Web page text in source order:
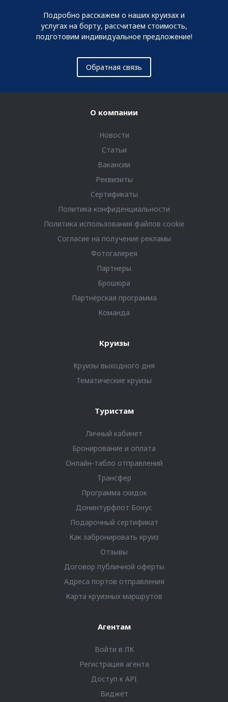
Подробно расскажем о наших круизах и
услугах на борту, рассчитаем стоимость,
подготовим индивидуальное предложение!
Обратная связь
О компании
Новости
Статьи
Вакансии
Реквизиты
Сертификаты
Политика конфиденциальности
Политика использования файлов cookie
Согласие на получение рекламы
Фотогалерея
Партнеры
Брошюра
Партнёрская программа
Команда
Круизы
Круизы выходного дня
Тематические круизы
Туристам
Личный кабинет
Бронирование и оплата
Онлайн-табло отправлений
Трансфер
Программа скидок
Донинтурфлот Бонус
Подарочный сертификат
Как забронировать круиз
Отзывы
Договор публичной оферты
Адреса портов отправления
Карта круизных маршрутов
Агентам
Войти в ЛК
Регистрация агента
Доступ к API
Виджет